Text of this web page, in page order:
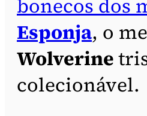
bonecos dos
Esponja, o
Wolverine
colecionável.